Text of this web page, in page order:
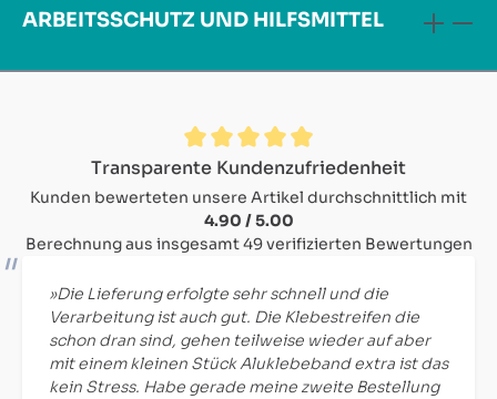
ARBEITSSCHUTZ UND HILFSMITTEL
Durchschnittliche Bewertung von 4.9 von 5 Sternen
Transparente Kundenzufriedenheit
Kunden bewerteten unsere Artikel durchschnittlich mit
4.90 / 5.00
Berechnung aus insgesamt 49 verifizierten Bewertungen
»Die Lieferung erfolgte sehr schnell und die
Verarbeitung ist auch gut. Die Klebestreifen die
schon dran sind, gehen teilweise wieder auf aber
mit einem kleinen Stück Aluklebeband extra ist das
kein Stress. Habe gerade meine zweite Bestellung